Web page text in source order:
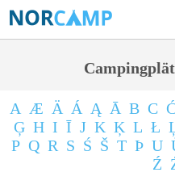
A Æ Ä Á Ą Ā B C
Ģ H I Ī J K Ķ L Ł
P Q R S Ś Š T Þ U
Ź